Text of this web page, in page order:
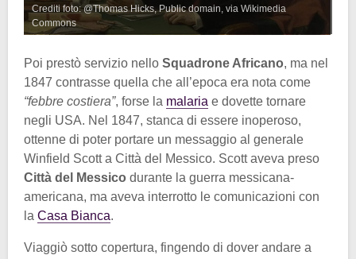
Crediti foto: @Thomas Hicks, Public domain, via Wikimedia
Commons
Poi prestò servizio nello Squadrone Africano, ma nel
1847 contrasse quella che all’epoca era nota come
“febbre costiera”, forse la malaria e dovette tornare
negli USA. Nel 1847, stanca di essere inoperoso,
ottenne di poter portare un messaggio al generale
Winfield Scott a Città del Messico. Scott aveva preso
Città del Messico durante la guerra messicana-
americana, ma aveva interrotto le comunicazioni con
la Casa Bianca.
Viaggiò sotto copertura, fingendo di dover andare a